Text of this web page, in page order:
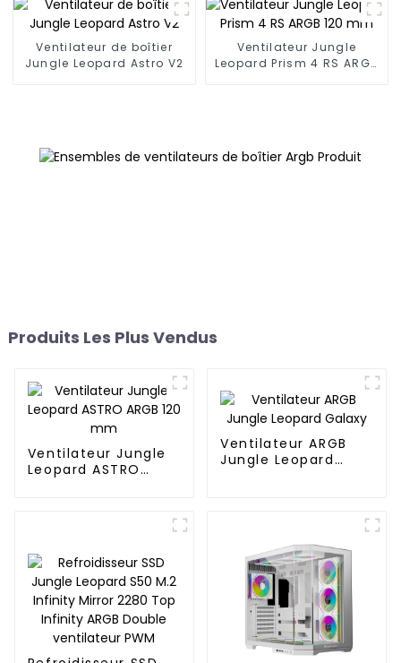
Ventilateur de boîtier
Jungle Leopard Astro V2
Ventilateur Jungle
Leopard Prism 4 RS ARGB
Produits Les Plus Vendus
Ventilateur Jungle
Leopard ASTRO
Ventilateur ARGB
Jungle Leopard